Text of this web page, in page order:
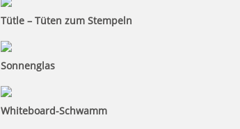
Tütle – Tüten zum Stempeln
Sonnenglas
Whiteboard-Schwamm